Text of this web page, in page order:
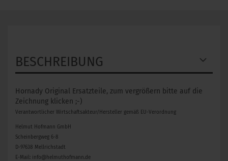
BESCHREIBUNG
Hornady Original Ersatzteile, zum vergrößern bitte auf die
Zeichnung klicken ;-)
Verantwortlicher Wirtschaftsakteur/Hersteller gemäß EU-Verordnung
Helmut Hofmann GmbH
Scheinbergweg 6-8
D-97638 Mellrichstadt
E-Mail: info@helmuthofmann.de